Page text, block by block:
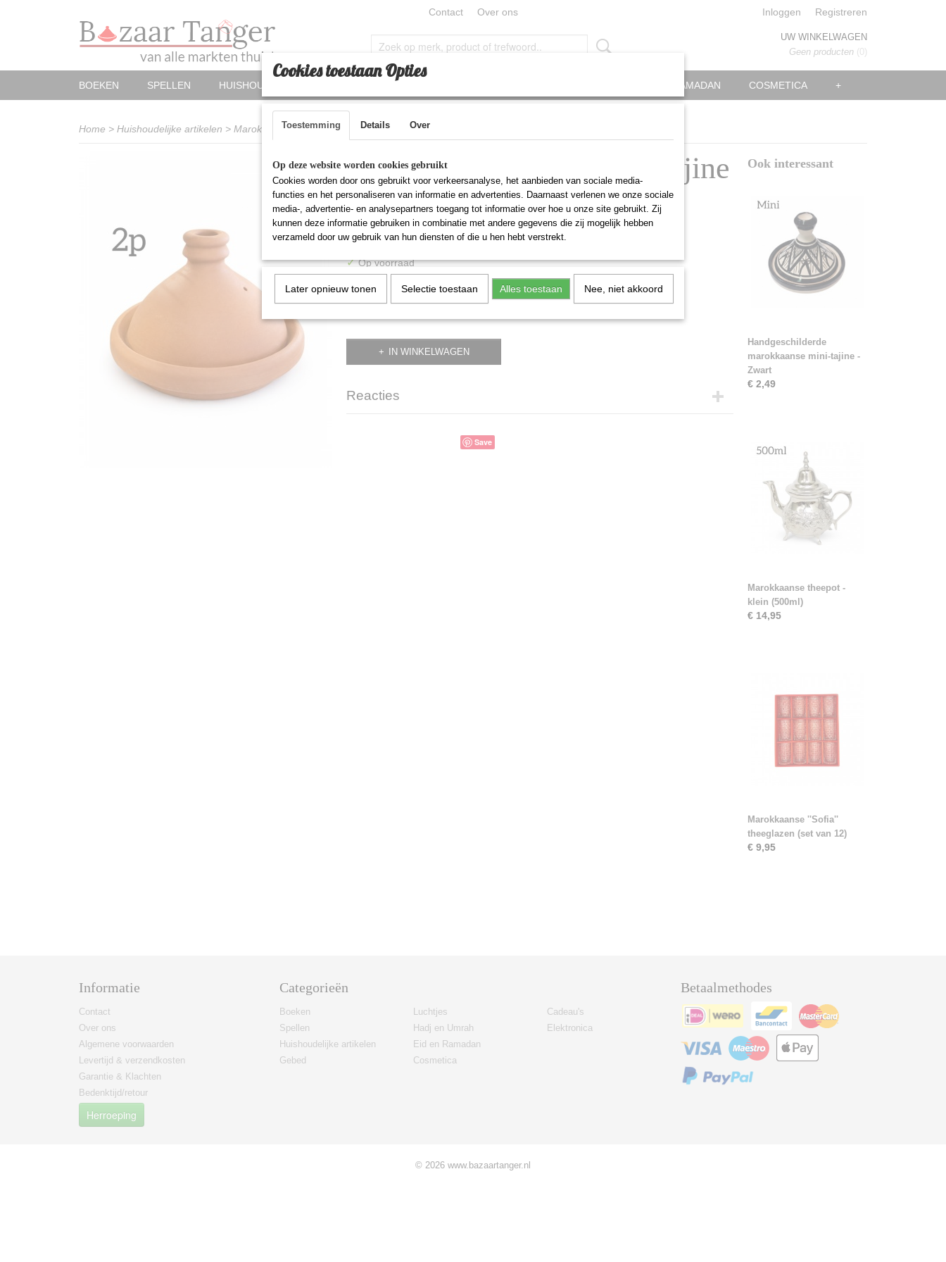
Contact Over ons Inloggen Registreren
UW WINKELWAGEN
Geen producten (0)
BOEKEN SPELLEN HUISHOUDELIJKE ARTIKELEN EID EN RAMADAN COSMETICA +
Home > Huishoudelijke artikelen > Marokkaanse aardewerk tajine - 2 persoons
Marokkaanse aardewerk tajine
- 2 persoons
€ 12,49 (inclusief btw 21%)
✓Op voorraad
Aantal
IN WINKELWAGEN
Reacties
Save
Ook interessant
Handgeschilderde
marokkaanse mini-tajine -
Zwart
€ 2,49
Marokkaanse theepot -
klein (500ml)
€ 14,95
Marokkaanse ''Sofia''
theeglazen (set van 12)
€ 9,95
Informatie
Contact
Over ons
Algemene voorwaarden
Levertijd & verzendkosten
Garantie & Klachten
Bedenktijd/retour
Herroeping
Categorieën
Boeken
Spellen
Huishoudelijke artikelen
Gebed
Luchtjes
Hadj en Umrah
Eid en Ramadan
Cosmetica
Cadeau's
Elektronica
Betaalmethodes
© 2026 www.bazaartanger.nl
Cookies toestaan Opties
Toestemming Details Over
Op deze website worden cookies gebruikt
Cookies worden door ons gebruikt voor verkeersanalyse, het aanbieden van sociale media-
functies en het personaliseren van informatie en advertenties. Daarnaast verlenen we onze sociale
media-, advertentie- en analysepartners toegang tot informatie over hoe u onze site gebruikt. Zij
kunnen deze informatie gebruiken in combinatie met andere gegevens die zij mogelijk hebben
verzameld door uw gebruik van hun diensten of die u hen hebt verstrekt.
Later opnieuw tonen Selectie toestaan Alles toestaan Nee, niet akkoord